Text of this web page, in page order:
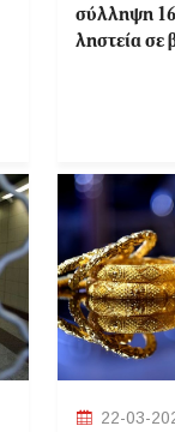
σύλληψη
ληστεία σε
22-03-